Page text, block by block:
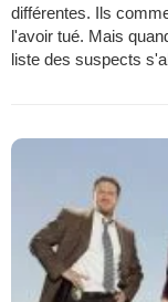
différentes. Ils
l'avoir tué. Mais
liste des suspects